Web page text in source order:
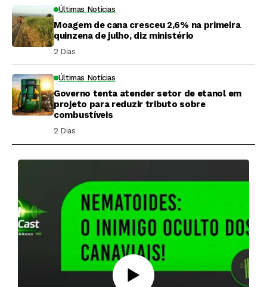
Últimas Notícias
Moagem de cana cresceu 2,6% na primeira
quinzena de julho, diz ministério
2 Dias ⁮
Últimas Notícias
Governo tenta atender setor de etanol em
projeto para reduzir tributo sobre
combustíveis
2 Dias ⁮